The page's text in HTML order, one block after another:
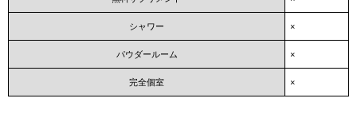
シャワー ×
パウダールーム ×
完全個室 ×